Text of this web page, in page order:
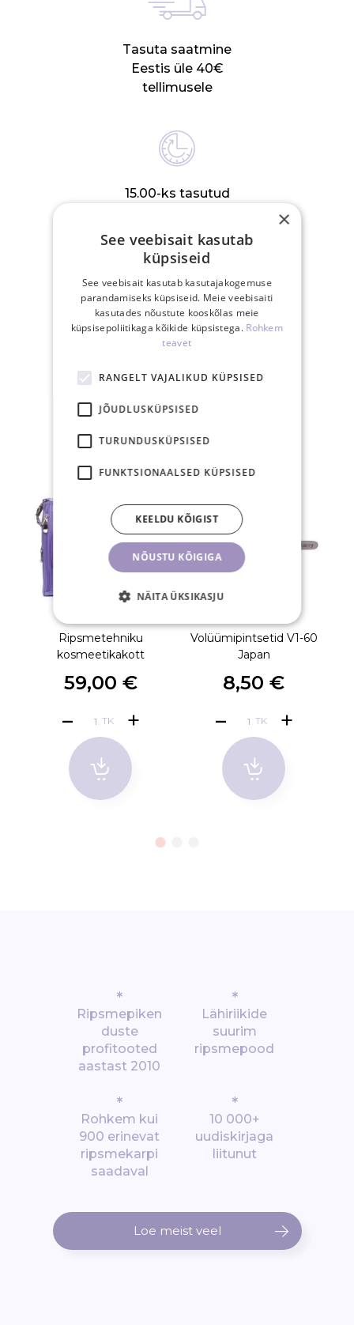
Tasuta saatmine
Eestis üle 40€
tellimusele
15.00-ks tasutud
tööpäeval
30-päevane
Ripsmetehniku
kosmeetikakott
59,00 €
TK
Volüümipintsetid V1-60
Japan
8,50 €
TK
*
Ripsmepiken
duste
profitooted
aastast 2010
*
Lähiriikide
suurim
ripsmepood
*
Rohkem kui
900 erinevat
ripsmekarpi
saadaval
*
10 000+
uudiskirjaga
liitunut
Loe meist veel
×
See veebisait kasutab
küpsiseid
See veebisait kasutab kasutajakogemuse
parandamiseks küpsiseid. Meie veebisaiti
kasutades nõustute kooskõlas meie
küpsisepoliitikaga kõikide küpsistega. Rohkem
teavet
RANGELT VAJALIKUD KÜPSISED
JÕUDLUSKÜPSISED
TURUNDUSKÜPSISED
FUNKTSIONAALSED KÜPSISED
NÕUSTU KÕIGIGA
KEELDU KÕIGIST
NÄITA ÜKSIKASJU